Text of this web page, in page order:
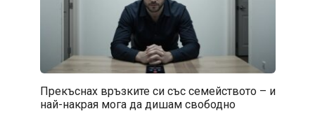
Прекъснах връзките си със семейството – и
най-накрая мога да дишам свободно